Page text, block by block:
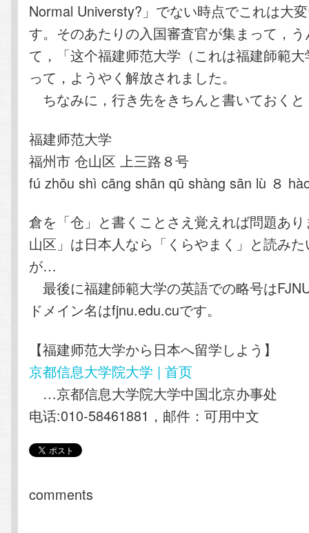
Normal Universty?」でない時点でこれは大
す。そのあたりの入国審査官が集まって，
て，「这个福建师范大学（これは福建師範
って，ようやく解放されました。
ちなみに，行き先をきちんと書いておくと
福建师范大学
福州市 仓山区 上三路８号
fú zhōu shì cāng shān qū shàng sān lù ８
倉を「仓」と書くことさえ覚えれば問題あ
山区」は日本人なら「くらやまく」と読み
が…
最後に福建師範大学の英語での略号は
ドメイン名はfjnu.edu.cuです。
【福建师范大学から日本へ留学しよう】
京都信息大学院大学 | 首页
…京都信息大学院大学中国北京办事处
电话:010-58461881，邮件：可用中文
comments